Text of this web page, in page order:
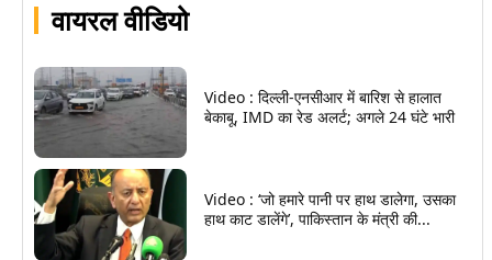
वायरल वीडियो
Video : दिल्ली-एनसीआर में बारिश से हालात
बेकाबू, IMD का रेड अलर्ट; अगले 24 घंटे भारी
Video : ‘जो हमारे पानी पर हाथ डालेगा, उसका
हाथ काट डालेंगे’, पाकिस्तान के मंत्री की...